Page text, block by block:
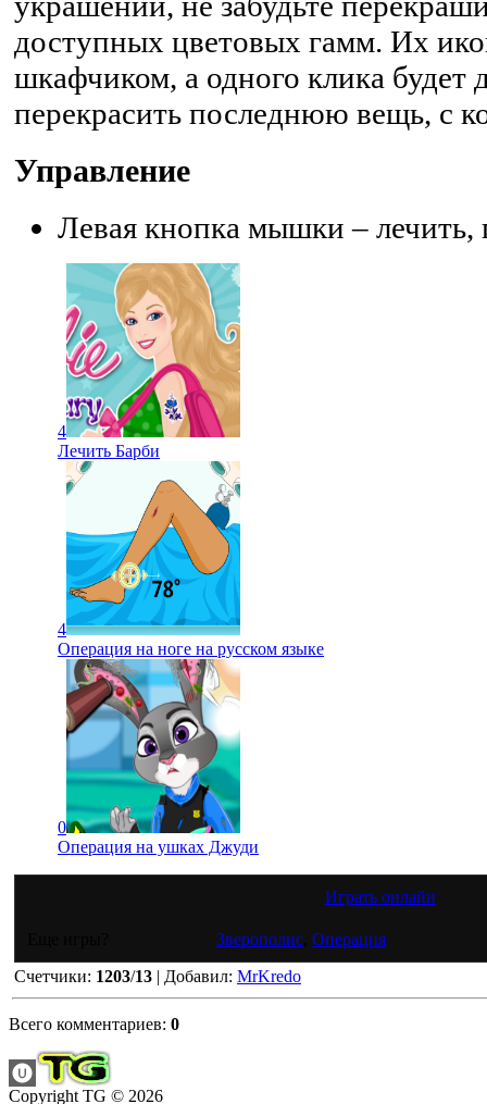
доступных цветовых гамм. Их
шкафчиком, а одного клика будет
перекрасить последнюю вещь, с
Управление
Левая кнопка мышки – лечить,
4
Лечить Барби
4
Операция на ноге на русском языке
0
Операция на ушках Джуди
Играть онлайн
Зверополис Операция
Счетчики: 1203/13 | Добавил: MrKredo
Всего комментариев: 0
Copyright TG © 2026